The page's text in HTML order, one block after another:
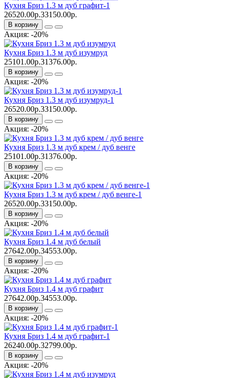
Кухня Бриз 1.3 м дуб графит-1
26520.00р.33150.00р.
В корзину
Акция: -20%
Кухня Бриз 1.3 м дуб изумруд
25101.00р.31376.00р.
В корзину
Акция: -20%
Кухня Бриз 1.3 м дуб изумруд-1
26520.00р.33150.00р.
В корзину
Акция: -20%
Кухня Бриз 1.3 м дуб крем / дуб венге
25101.00р.31376.00р.
В корзину
Акция: -20%
Кухня Бриз 1.3 м дуб крем / дуб венге-1
26520.00р.33150.00р.
В корзину
Акция: -20%
Кухня Бриз 1.4 м дуб белый
27642.00р.34553.00р.
В корзину
Акция: -20%
Кухня Бриз 1.4 м дуб графит
27642.00р.34553.00р.
В корзину
Акция: -20%
Кухня Бриз 1.4 м дуб графит-1
26240.00р.32799.00р.
В корзину
Акция: -20%